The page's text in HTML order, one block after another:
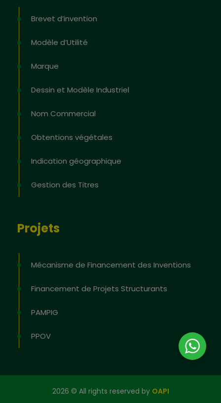
Brevet d’invention
Modèle d’Utilité
Marque
Dessin et Modèle Industriel
Nom Commercial
Obtentions végétales
Indication géographique
Gestion des Titres
Projets
Mécanisme de Financement des Inventions
Financement de Projets Structurants
PAMPIG
PPOV
2026 © All rights reserved by OAPI